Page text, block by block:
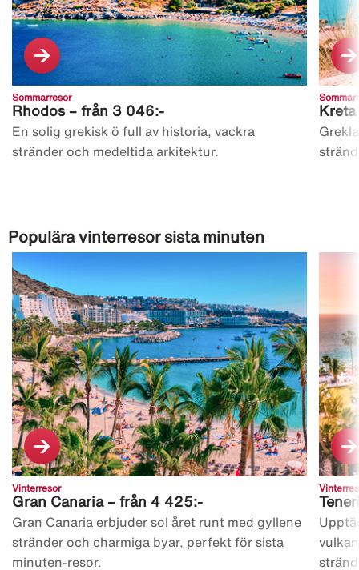
Sommarresor
Rhodos – från 3 046:-
En solig grekisk ö full av historia, vackra
stränder och medeltida arkitektur.
Populära vinterresor sista minuten
Vinterresor
Gran Canaria – från 4 425:-
Gran Canaria erbjuder sol året runt med gyllene
stränder och charmiga byar, perfekt för sista
minuten-resor.